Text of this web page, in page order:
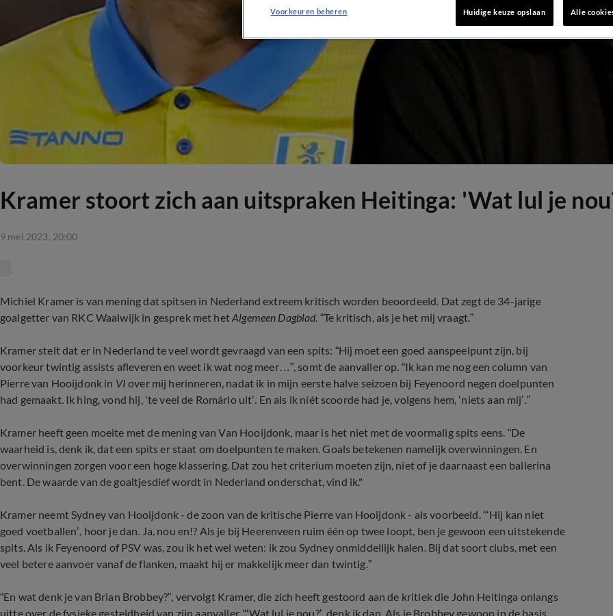
Kramer stoort zich aan uitspraken Heitinga: 'Wat lul je
9 mei 2023, 20:00
Michiel Kramer is van mening dat spitsen in Nederland extreem kritisch worden beoordeeld. Dat zegt de 34-jarige
goalgetter van RKC Waalwijk in gesprek met hetAlgemeen Dagblad. “Te kritisch, als je het mij vraagt.”
Kramer stelt dat er in Nederland te veel wordt gevraagd van een spits: “Hij moet een goed aanspeelpunt zijn, bij
voorkeur twintig assists afleveren en weet ik wat nog meer…”, somt de aanvaller op. “Ik kan me nog een column van
Pierre van Hooijdonk in VI over mij herinneren, nadat ik in mijn eerste halve seizoen bij Feyenoord negen doelpunten
had gemaakt. Ik hing, vond hij, ‘te veel de Romário uit’. En als ik níét scoorde had je, volgens hem, ‘niets aan mij’.”
Kramer heeft geen moeite met de mening van Van Hooijdonk, maar is het niet met de voormalig spits eens. “De
waarheid is, denk ik, dat een spits er staat om doelpunten te maken. Goals betekenen namelijk overwinningen. En
overwinningen zorgen voor een hoge klassering. Dat zou het criterium moeten zijn, niet of je daarnaast een ballerina
bent. De waarde van de goaltjesdief wordt in Nederland onderschat, vind ik."
Kramer neemt Sydney van Hooijdonk - de zoon van de kritische Pierre van Hooijdonk - als voorbeeld. “‘Hij kan niet
goed voetballen’, hoor je dan. Ja, nou en!? Als je bij Heerenveen ruim één op twee loopt, ben je gewoon een uitstekende
spits. Als ik Feyenoord of PSV was, zou ik het wel weten: ik zou Sydney onmiddellijk halen. Bij dat soort clubs, met een
veel betere aanvoer vanaf de flanken, maakt hij er makkelijk meer dan twintig.”
“En wat denk je van Brian Brobbey?”, vervolgt Kramer, die zich heeft gestoord aan de kritiek die John Heitinga onlangs
uitte over de fysieke gesteldheid van zijn aanvaller. “‘Wat lul je nou?’, denk ik dan. Als je Brobbey gewoon in de basis
Voorkeuren beheren Huidige keuze opslaan Alle